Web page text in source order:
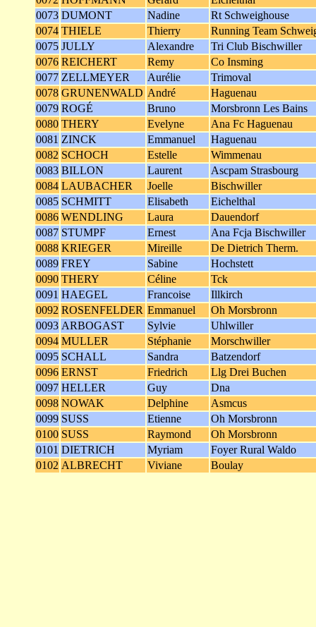
0073 DUMONT Nadine
Rt Schweighouse
0074 THIELE Thierry
Running Team
0075 JULLY Alexandre
Tri Club Bischwiller
0076 REICHERT Remy
Co Insming
0077 ZELLMEYER Aurélie
Trimoval
0078 GRUNENWALD André
Haguenau
0079 ROGÉ Bruno
Morsbronn Les Bains
0080 THERY Evelyne
Ana Fc Haguenau
0081 ZINCK Emmanuel
Haguenau
0082 SCHOCH Estelle
Wimmenau
0083 BILLON Laurent
Ascpam Strasbourg
0084 LAUBACHER Joelle
Bischwiller
0085 SCHMITT Elisabeth
Eichelthal
0086 WENDLING Laura
Dauendorf
0087 STUMPF Ernest
Ana Fcja Bischwiller
0088 KRIEGER Mireille
De Dietrich Therm.
0089 FREY Sabine
Hochstett
0090 THERY Céline
Tck
0091 HAEGEL Francoise
Illkirch
0092 ROSENFELDER Emmanuel
Oh Morsbronn
0093 ARBOGAST Sylvie
Uhlwiller
0094 MULLER Stéphanie
Morschwiller
0095 SCHALL Sandra
Batzendorf
0096 ERNST Friedrich
Llg Drei Buchen
0097 HELLER Guy
Dna
0098 NOWAK Delphine
Asmcus
0099 SUSS Etienne
Oh Morsbronn
0100 SUSS Raymond
Oh Morsbronn
0101 DIETRICH Myriam
Foyer Rural Waldo
0102 ALBRECHT Viviane Boulay